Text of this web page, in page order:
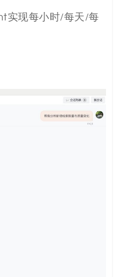
实现每小时/每天/每